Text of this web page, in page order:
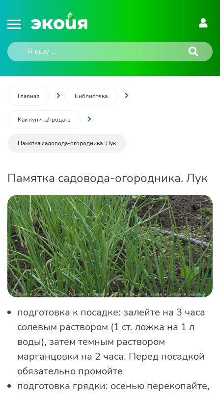
Главная Библиотека
Как купить/продать
Памятка садовода-огородника. Лук
Памятка садовода-огородника. Лук
подготовка к посадке: залейте на 3 часа
солевым раствором (1 ст. ложка на 1 л
воды), затем темным раствором
марганцовки на 2 часа. Перед посадкой
обязательно промойте
подготовка грядки: осенью перекопайте,